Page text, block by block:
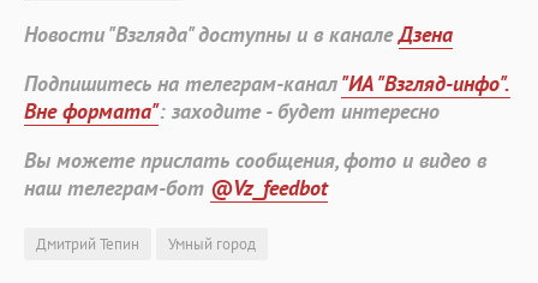
Новости "Взгляда" доступны и в каналеДзена
Подпишитесь на телеграм-канал"ИА "Взгляд-инфо".
Вне формата": заходите - будет интересно
Вы можете прислать сообщения, фото и видео в
наш телеграм-бот @Vz_feedbot
Дмитрий Тепин Умный город